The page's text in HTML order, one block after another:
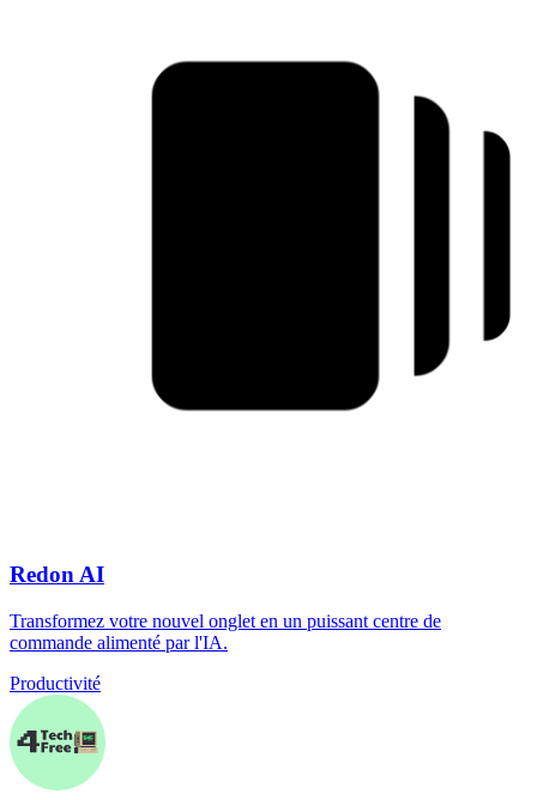
Redon AI
Transformez votre nouvel onglet en un puissant centre de
commande alimenté par l'IA.
Productivité